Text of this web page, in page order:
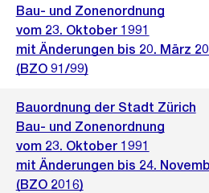
Bau- und Zonenordnung
vom 23. Oktober 1991
mit Änderungen bis 20. März
(BZO 91/99)
Bauordnung der Stadt Zürich
Bau- und Zonenordnung
vom 23. Oktober 1991
mit Änderungen bis 24.
(BZO 2016)